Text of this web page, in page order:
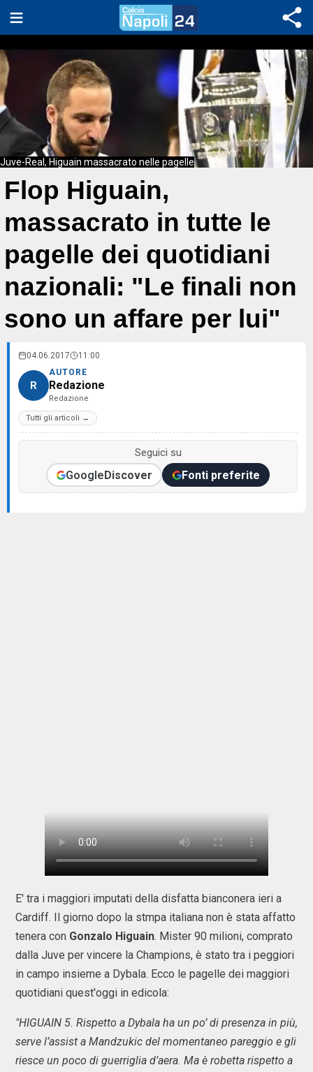
Juve-Real, Higuain massacrato nelle pagelle
Flop Higuain,
massacrato in tutte le
pagelle dei quotidiani
nazionali: "Le finali non
sono un affare per lui"
04.06.2017 11:00
R
AUTORE
Redazione
Redazione
Tutti gli articoli →
Seguici su
GoogleDiscover Fonti preferite
E' tra i maggiori imputati della disfatta bianconera ieri a
Cardiff. Il giorno dopo la stmpa italiana non è stata affatto
tenera con Gonzalo Higuain. Mister 90 milioni, comprato
dalla Juve per vincere la Champions, è stato tra i peggiori
in campo insieme a Dybala. Ecco le pagelle dei maggiori
quotidiani quest'oggi in edicola:
"HIGUAIN 5. Rispetto a Dybala ha un po’ di presenza in più,
serve l’assist a Mandzukic del momentaneo pareggio e gli
riesce un poco di guerriglia d’aera. Ma è robetta rispetto a